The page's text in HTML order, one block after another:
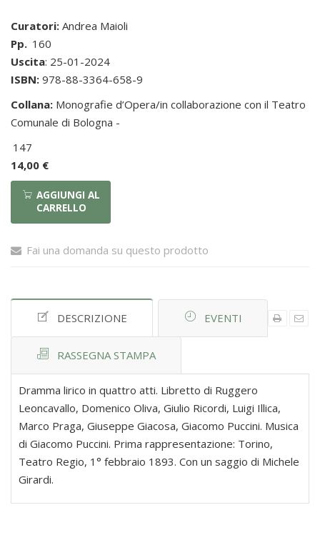
Curatori: Andrea Maioli
Pp. 160
Uscita: 25-01-2024
ISBN: 978-88-3364-658-9
Collana: Monografie d’Opera/in collaborazione con il Teatro
Comunale di Bologna -
147
14,00 €
AGGIUNGI AL
CARRELLO
Fai una domanda su questo prodotto
DESCRIZIONE EVENTI
RASSEGNA STAMPA
Dramma lirico in quattro atti. Libretto di Ruggero
Leoncavallo, Domenico Oliva, Giulio Ricordi, Luigi Illica,
Marco Praga, Giuseppe Giacosa, Giacomo Puccini. Musica
di Giacomo Puccini. Prima rappresentazione: Torino,
Teatro Regio, 1° febbraio 1893. Con un saggio di Michele
Girardi.